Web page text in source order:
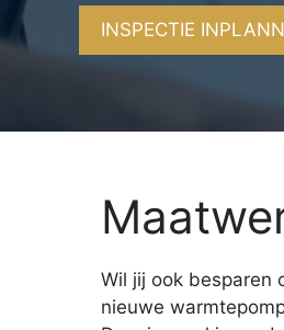
INSPECTIE
Wil jij ook besparen
nieuwe